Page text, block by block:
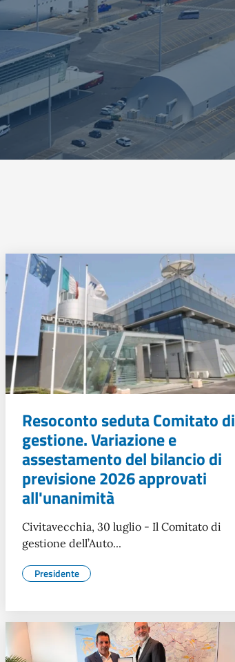
Resoconto seduta Comitato di
gestione. Variazione e
assestamento del bilancio di
previsione 2026 approvati
all'unanimità
Civitavecchia, 30 luglio - Il Comitato di
gestione dell’Auto...
Presidente